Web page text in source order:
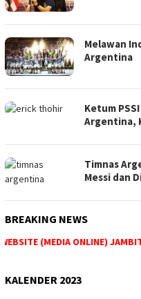
Melawan
Argentina
Ketum
Argentina,
Timnas
Messi dan
BREAKING NEWS
(MEDIA ONLINE)
KALENDER 2023